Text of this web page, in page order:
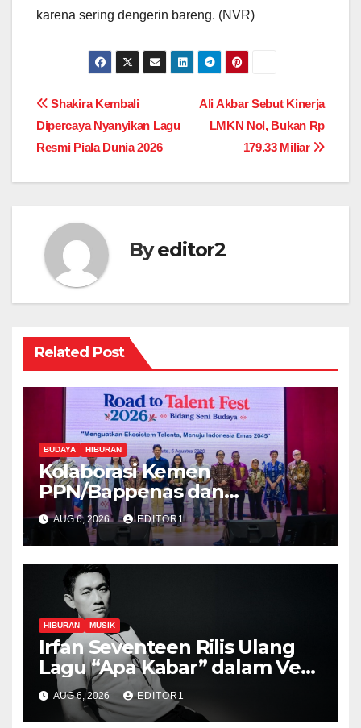
karena sering dengerin bareng. (NVR)
Post
navigation
Ali Akbar Sebut Kinerja
LMKN Nol, Bukan Rp
179.33 Miliar
Shakira Kembali
Dipercaya Nyanyikan Lagu
Resmi Piala Dunia 2026
Byeditor2
Related Post
BUDAYA HIBURAN
Kolaborasi Kemen
PPN/Bappenas dan
Kemenbud Bakal Menggelar
Talen Fest 2026
AUG 6, 2026 EDITOR1
HIBURAN MUSIK
Irfan Seventeen Rilis Ulang
Lagu “Apa Kabar” dalam Versi
Terbaru
AUG 6, 2026 EDITOR1